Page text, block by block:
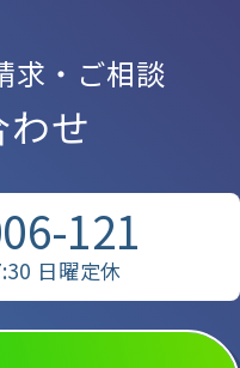
求・ご相談
せ
121
日曜定休